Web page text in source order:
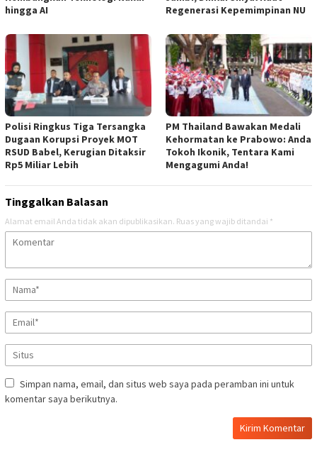
hingga AI
Regenerasi Kepemimpinan NU
Polisi Ringkus Tiga Tersangka
Dugaan Korupsi Proyek MOT
RSUD Babel, Kerugian Ditaksir
Rp5 Miliar Lebih
PM Thailand Bawakan Medali
Kehormatan ke Prabowo: Anda
Tokoh Ikonik, Tentara Kami
Mengagumi Anda!
Tinggalkan Balasan
Alamat email Anda tidak akan dipublikasikan. Ruas yang wajib ditandai *
Simpan nama, email, dan situs web saya pada peramban ini untuk
komentar saya berikutnya.